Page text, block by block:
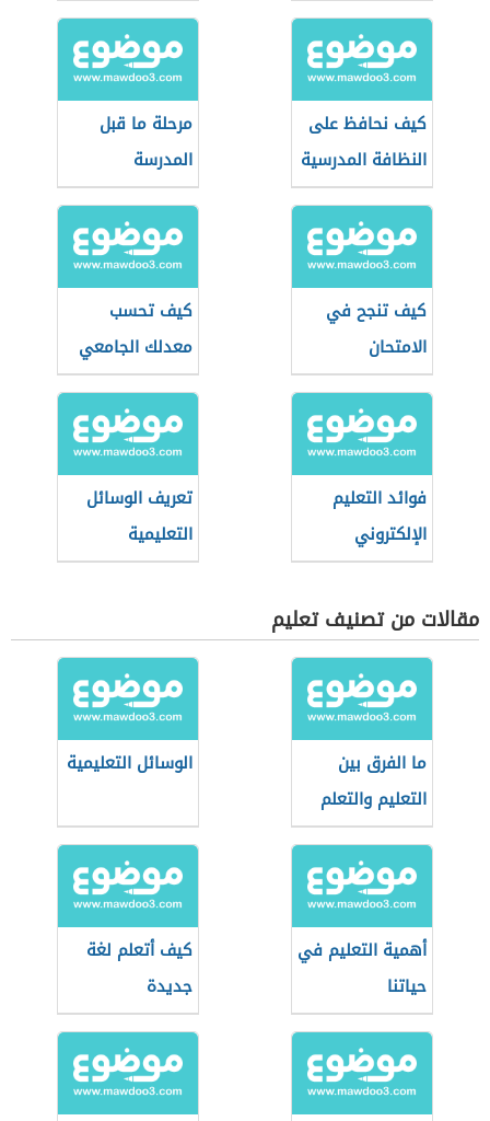
كيف نحافظ على
النظافة المدرسية
مرحلة ما قبل
المدرسة
كيف تنجح في
الامتحان
كيف تحسب
معدلك الجامعي
فوائد التعليم
الإلكتروني
تعريف الوسائل
التعليمية
مقالات من تصنيف تعليم
ما الفرق بين
التعليم والتعلم
الوسائل التعليمية
أهمية التعليم في
حياتنا
كيف أتعلم لغة
جديدة